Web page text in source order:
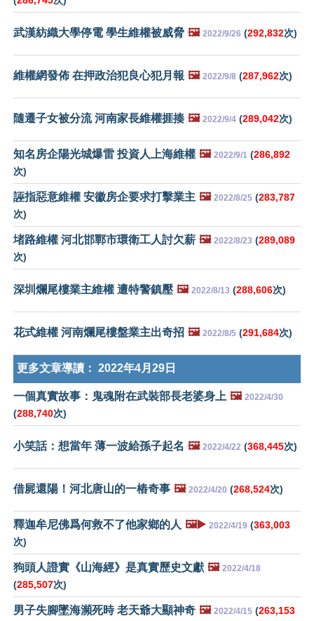
武漢紡織大學停電 學生維權被威脅 🖼️ 2022/9/26 (292,832次)
維權網發佈 在押政治犯良心犯月報 🖼️ 2022/9/8 (287,962次)
隨遷子女被分流 河南家長維權捱揍 🖼️ 2022/9/4 (289,042次)
知名房企陽光城爆雷 投資人上海維權 🖼️ 2022/9/1 (286,892
次)
誣指惡意維權 安徽房企要求打擊業主 🖼️ 2022/8/25 (283,787
次)
堵路維權 河北邯鄲市環衛工人討欠薪 🖼️ 2022/8/23 (289,089
次)
深圳爛尾樓業主維權 遭特警鎮壓 🖼️ 2022/8/13 (288,606次)
花式維權 河南爛尾樓盤業主出奇招 🖼️ 2022/8/5 (291,684次)
更多文章導讀： 2022年4月29日
一個真實故事：鬼魂附在武裝部長老婆身上 🖼️ 2022/4/30
(288,740次)
小笑話：想當年 薄一波給孫子起名 🖼️ 2022/4/22 (368,445次)
借屍還陽！河北唐山的一樁奇事 🖼️ 2022/4/20 (268,524次)
釋迦牟尼佛爲何救不了他家鄉的人 🖼️▶️ 2022/4/19 (363,003
次)
狗頭人證實《山海經》是真實歷史文獻 🖼️ 2022/4/18
(285,507次)
男子失腳墜海瀕死時 老天爺大顯神奇 🖼️ 2022/4/15 (263,153